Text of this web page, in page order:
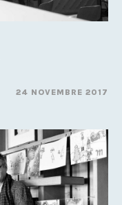
24 NOVEMBRE 2017